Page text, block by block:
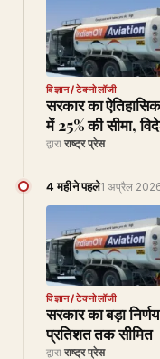
विज्ञान/टेक्नोलॉजी
सरकार का
में 25% की सीमा,
द्वारा राष्ट्र प्रेस
4 महीने पहले1 अप्रैल
विज्ञान/टेक्नोलॉजी
सरकार का बड़ा
प्रतिशत तक सीमित
द्वारा राष्ट्र प्रेस